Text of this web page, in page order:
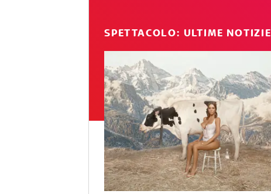
SPETTACOLO: ULTIME NOTIZIE